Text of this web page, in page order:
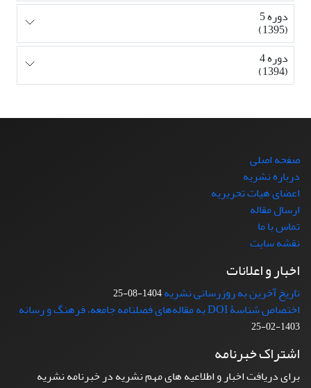
دوره 5
(1395)
دوره 4
(1394)
صفحه اصلی
درباره نشریه
اعضای هیات تحریریه
ارسال مقاله
تماس با ما
نقشه سایت
اخبار و اعلانات
تاریخ آخرین به روزرسانی نشریه1404-08-25
اختصاص شناسۀ DOI به مقاله‌های فصلنامه جامعه، فرهنگ و رسانه
1403-02-25
اشتراک خبرنامه
برای دریافت اخبار و اطلاعیه های مهم نشریه در خبرنامه نشریه